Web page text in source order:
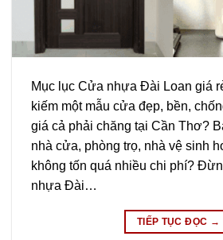
Mục lục Cửa nhựa Đài Loan giá
kiếm một mẫu cửa đẹp, bền,
giá cả phải chăng tại Cần Thơ?
nhà cửa, phòng trọ, nhà vệ sinh
không tốn quá nhiều chi phí?
nhựa Đài…
TIẾP TỤC ĐỌC →